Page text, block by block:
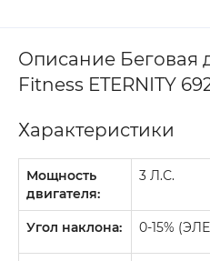
Описание Беговая
Fitness ETERNITY
Характеристики
Мощность
двигателя:
3 Л.С.
Угол наклона: 0-15%